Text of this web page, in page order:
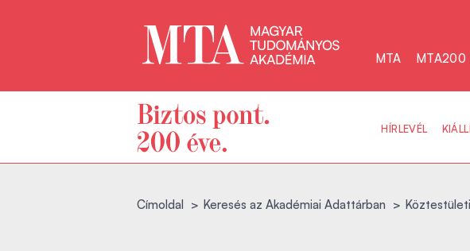
MTA MTA200
HÍRLEVÉL
Címoldal Keresés az Akadémiai Adattárban